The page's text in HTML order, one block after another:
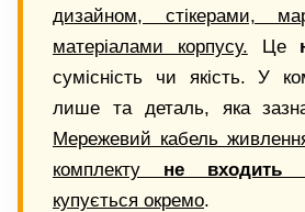
дизайном, стікерами,
матеріалами корпусу. Це
сумісність чи якість. У
лише та деталь, яка
Мережевий кабель
комплекту не входить
купується окремо.